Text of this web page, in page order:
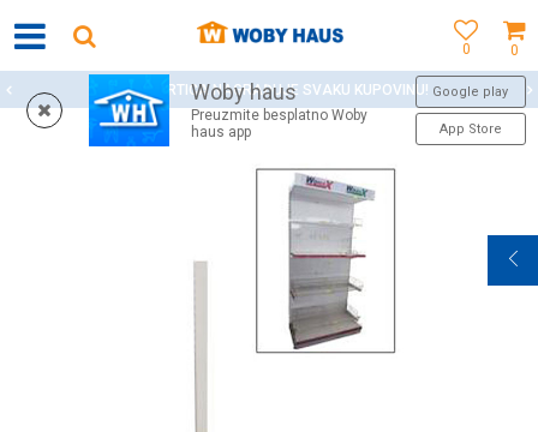
0
0
Woby haus
Preuzmite besplatno Woby
haus app
Google play
App Store
WOBY KARTICA NAGRAĐUJE SVAKU KUPOVINU!